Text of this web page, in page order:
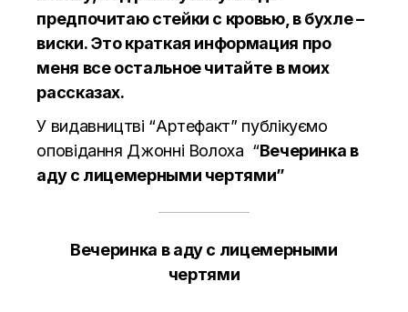
предпочитаю стейки с кровью, в бухле –
виски. Это краткая информация про
меня все остальное читайте в моих
рассказах.
У видавництві “Артефакт” публікуємо
оповідання Джонні Волоха “Вечеринка в
аду с лицемерными чертями”
Вечеринка в аду с лицемерными
чертями